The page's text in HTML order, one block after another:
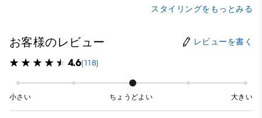
スタイリングをもっとみる
お客様のレビュー レビューを書く
4.6(118)
小さい ちょうどよい 大きい